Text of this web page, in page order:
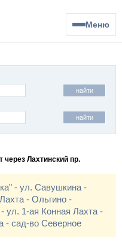
Меню
найти
найти
Лахтинский пр.
- ул. Савушкина -
- Ольгино -
ул. 1-ая Конная Лахта -
- сад-во Северное